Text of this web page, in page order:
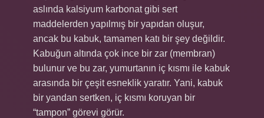
aslında kalsiyum karbonat gibi sert
maddelerden yapılmış bir yapıdan oluşur,
ancak bu kabuk, tamamen katı bir şey değildir.
Kabuğun altında çok ince bir zar (membran)
bulunur ve bu zar, yumurtanın iç kısmı ile kabuk
arasında bir çeşit esneklik yaratır. Yani, kabuk
bir yandan sertken, iç kısmı koruyan bir
“tampon” görevi görür.